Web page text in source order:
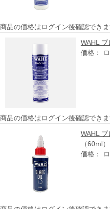
商品の価格はログイン後確認でき
WAHL
価格：
商品の価格はログイン後確認でき
WAHL
（60ml）
価格：